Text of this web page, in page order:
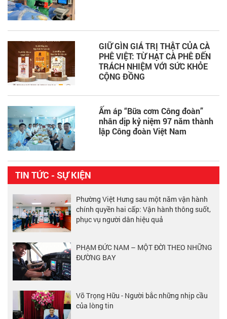
GIỮ GÌN GIÁ TRỊ THẬT CỦA CÀ
PHÊ VIỆT: TỪ HẠT CÀ PHÊ ĐẾN
TRÁCH NHIỆM VỚI SỨC KHỎE
CỘNG ĐỒNG
Ấm áp “Bữa cơm Công đoàn”
nhân dịp kỷ niệm 97 năm thành
lập Công đoàn Việt Nam
TIN TỨC - SỰ KIỆN
Phường Việt Hưng sau một năm vận hành
chính quyền hai cấp: Vận hành thông suốt,
phục vụ người dân hiệu quả
PHẠM ĐỨC NAM – MỘT ĐỜI THEO NHỮNG
ĐƯỜNG BAY
Võ Trọng Hữu - Người bắc những nhịp cầu
của lòng tin